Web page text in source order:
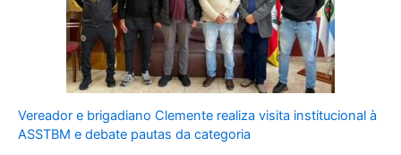
Vereador e brigadiano Clemente realiza visita institucional à
ASSTBM e debate pautas da categoria